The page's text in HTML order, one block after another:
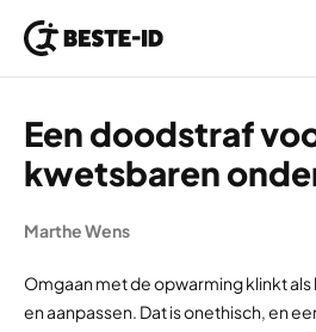
Een doodstraf
kwetsbaren
Marthe Wens
Omgaan met de opwarming klinkt
en aanpassen. Dat is onethisch, en